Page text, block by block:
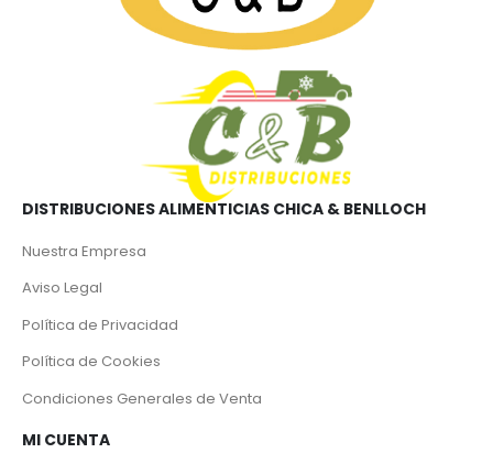
DISTRIBUCIONES ALIMENTICIAS CHICA & BENLLOCH
Nuestra Empresa
Aviso Legal
Política de Privacidad
Política de Cookies
Condiciones Generales de Venta
MI CUENTA